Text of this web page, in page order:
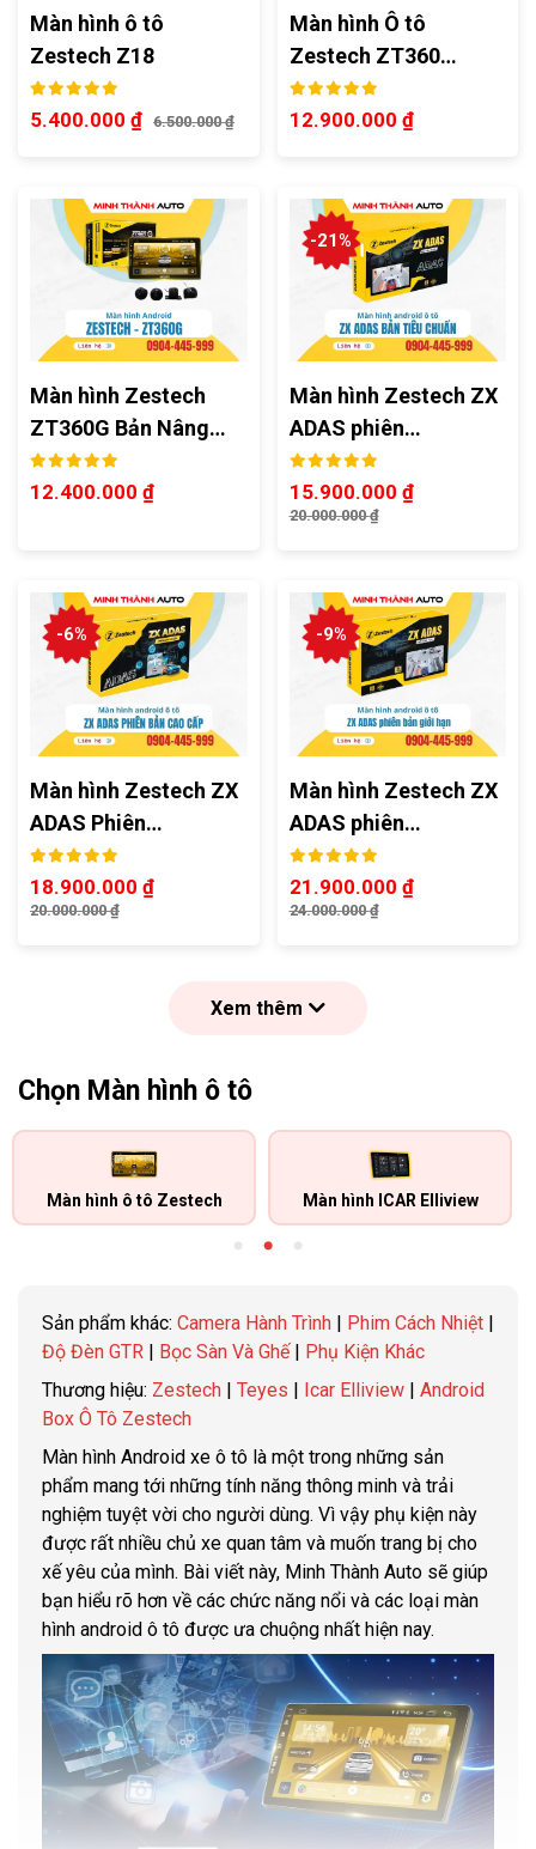
Màn hình ô tô
Zestech Z18
5.400.000 ₫ 6.500.000₫
Màn hình Ô tô
Zestech ZT360…
12.900.000 ₫
Màn hình Zestech
ZT360G Bản Nâng…
12.400.000 ₫
-21%
Màn hình Zestech ZX
ADAS phiên…
15.900.000 ₫
20.000.000₫
-6%
Màn hình Zestech ZX
ADAS Phiên…
18.900.000 ₫
20.000.000₫
-9%
Màn hình Zestech ZX
ADAS phiên…
21.900.000 ₫
24.000.000₫
Xem thêm
Chọn Màn hình ô tô
Màn hình ô tô Zestech Màn hình ICAR Elliview
Sản phẩm khác: Camera Hành Trình | Phim Cách Nhiệt |
Độ Đèn GTR | Bọc Sàn Và Ghế| Phụ Kiện Khác
Thương hiệu: Zestech | Teyes | Icar Elliview | Android
Box Ô Tô Zestech
Màn hình Android xe ô tô là một trong những sản
phẩm mang tới những tính năng thông minh và trải
nghiệm tuyệt vời cho người dùng. Vì vậy phụ kiện này
được rất nhiều chủ xe quan tâm và muốn trang bị cho
xế yêu của mình. Bài viết này, Minh Thành Auto sẽ giúp
bạn hiểu rõ hơn về các chức năng nổi và các loại màn
hình android ô tô được ưa chuộng nhất hiện nay.